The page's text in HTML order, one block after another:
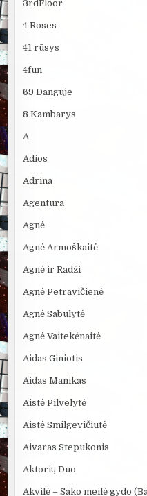
3rdFloor
4 Roses
41 rūsys
4fun
69 Danguje
8 Kambarys
A
Adios
Adrina
Agentūra
Agnė
Agnė Armoškaitė
Agnė ir Radži
Agnė Petravičienė
Agnė Sabulytė
Agnė Vaitekėnaitė
Aidas Giniotis
Aidas Manikas
Aistė Pilvelytė
Aistė Smilgevičiūtė
Aivaras Stepukonis
Aktorių Duo
Akvilė – Sako meilė gydo